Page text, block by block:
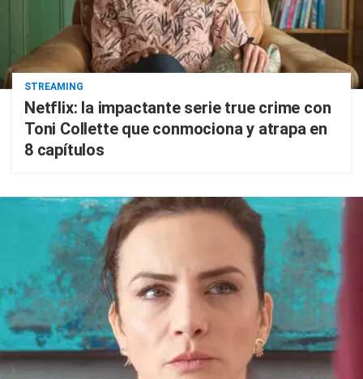
STREAMING
Netflix: la impactante serie true crime con
Toni Collette que conmociona y atrapa en
8 capítulos